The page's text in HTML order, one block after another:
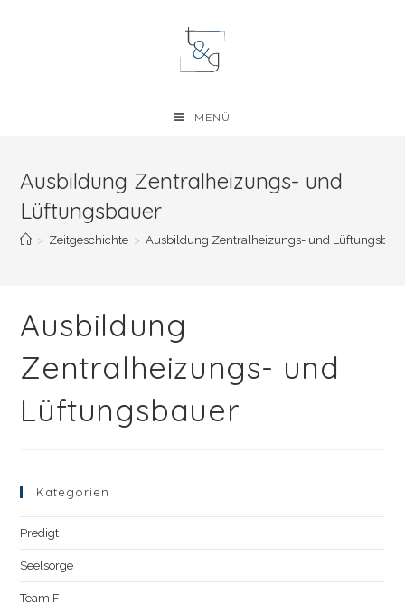
MENÜ
Ausbildung Zentralheizungs- und
Lüftungsbauer
> Zeitgeschichte > Ausbildung Zentralheizungs- und
Ausbildung
Zentralheizungs- und
Lüftungsbauer
Kategorien
Predigt
Seelsorge
Team F